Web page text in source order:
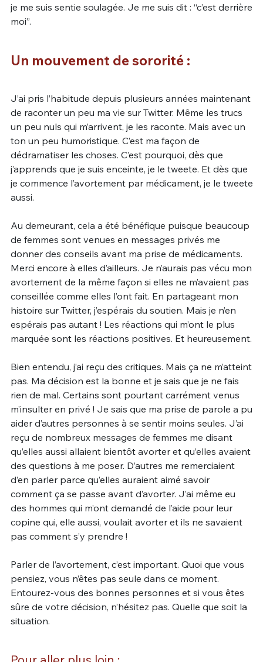
je me suis sentie soulagée. Je me suis dit : “c’est derrière
moi”.
Un mouvement de sororité :
J’ai pris l’habitude depuis plusieurs années maintenant
de raconter un peu ma vie sur Twitter. Même les trucs
un peu nuls qui m’arrivent, je les raconte. Mais avec un
ton un peu humoristique. C’est ma façon de
dédramatiser les choses. C’est pourquoi, dès que
j’apprends que je suis enceinte, je le tweete. Et dès que
je commence l’avortement par médicament, je le tweete
aussi.
Au demeurant, cela a été bénéfique puisque beaucoup
de femmes sont venues en messages privés me
donner des conseils avant ma prise de médicaments.
Merci encore à elles d’ailleurs. Je n’aurais pas vécu mon
avortement de la même façon si elles ne m’avaient pas
conseillée comme elles l’ont fait. En partageant mon
histoire sur Twitter, j’espérais du soutien. Mais je n’en
espérais pas autant ! Les réactions qui m’ont le plus
marquée sont les réactions positives. Et heureusement.
Bien entendu, j’ai reçu des critiques. Mais ça ne m’atteint
pas. Ma décision est la bonne et je sais que je ne fais
rien de mal. Certains sont pourtant carrément venus
m’insulter en privé ! Je sais que ma prise de parole a pu
aider d’autres personnes à se sentir moins seules. J’ai
reçu de nombreux messages de femmes me disant
qu’elles aussi allaient bientôt avorter et qu’elles avaient
des questions à me poser. D’autres me remerciaient
d’en parler parce qu’elles auraient aimé savoir
comment ça se passe avant d’avorter. J’ai même eu
des hommes qui m’ont demandé de l’aide pour leur
copine qui, elle aussi, voulait avorter et ils ne savaient
pas comment s’y prendre !
Parler de l’avortement, c’est important. Quoi que vous
pensiez, vous n’êtes pas seule dans ce moment.
Entourez-vous des bonnes personnes et si vous êtes
sûre de votre décision, n’hésitez pas. Quelle que soit la
situation.